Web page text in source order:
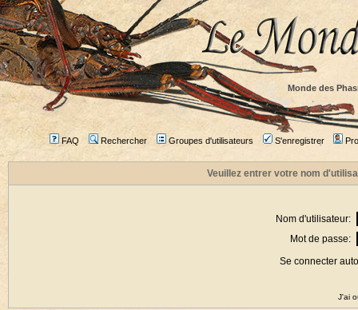
Monde des
FAQ Rechercher Groupes d'utilisateurs S'enregistrer
Veuillez entrer votre nom
Nom d'utilisateur:
Mot de passe:
Se connecter
J'ai